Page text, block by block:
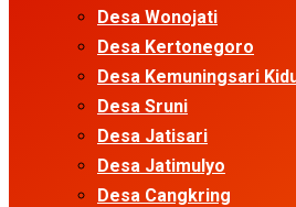
Desa Wonojati
Desa Kertonegoro
Desa Kemuningsari
Desa Sruni
Desa Jatisari
Desa Jatimulyo
Desa Cangkring